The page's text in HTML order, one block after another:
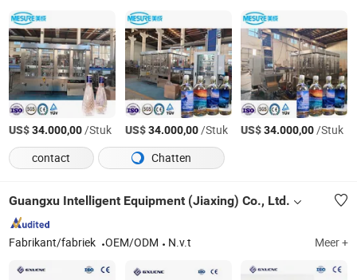
US$34.000,00/Stuk US$34.000,00/Stuk US$34.000,00/Stuk
contact
Chatten
Guangxu Intelligent Equipment (Jiaxing) Co., Ltd.
Fabrikant/fabriek OEM/ODM N.v.t Meer +